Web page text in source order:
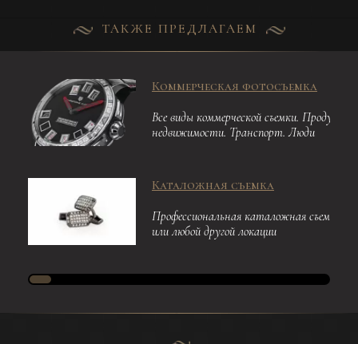
ТАКЖЕ ПРЕДЛАГАЕМ
Коммерческая фотосъемка
Все виды коммерческой съемки.
недвижимости. Транспорт. Люди
Каталожная съемка
Профессиональная каталожная съемка в
или любой другой локации